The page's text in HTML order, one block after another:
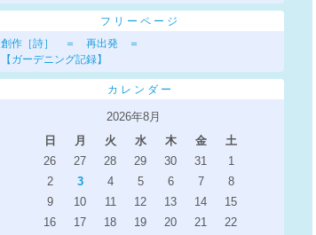
フリーページ
創作［詩］ ＝ 再出発 ＝
【ガーデニング記録】
カレンダー
2026年8月
日
月 火 水 木 金
土
26
27 28 29 30 31
1
2
3 4 5 6 7
8
9
10 11 12 13 14
15
16
17 18 19 20 21
22